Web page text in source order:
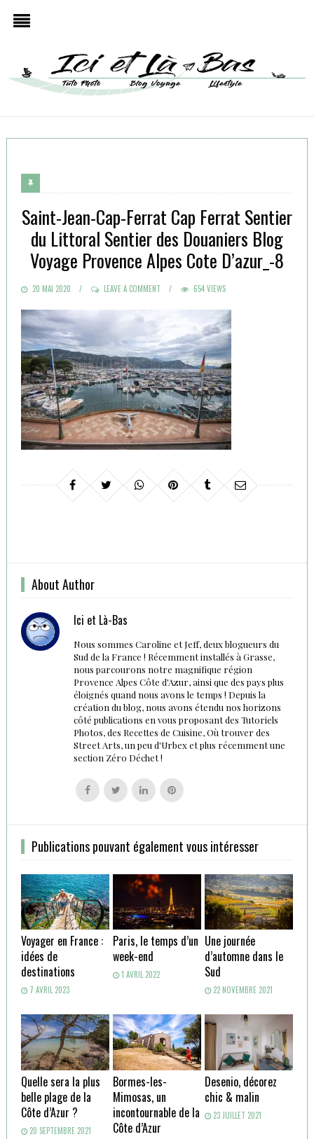
Saint-Jean-Cap-Ferrat Cap Ferrat Sentier
du Littoral Sentier des Douaniers Blog
Voyage Provence Alpes Cote D’azur_-8
POSTED
20 MAI 2020 LEAVE A COMMENT 654 VIEWS
About Author
Ici et Là-Bas
Nous sommes Caroline et Jeff, deux blogueurs du
Sud de la France ! Récemment installés à Grasse,
nous parcourons notre magnifique région
Provence Alpes Côte d'Azur, ainsi que des pays plus
éloignés quand nous avons le temps ! Depuis la
création du blog, nous avons étendu nos horizons
côté publications en vous proposant des Tutoriels
Photos, des Recettes de Cuisine, Où trouver des
Street Arts, un peu d'Urbex et plus récemment une
section Zéro Déchet !
Follow
us
Follow
us
Follow
us
Follow
us
Publications pouvant également vous intéresser
Voyager en France :
idées de
destinations
7 AVRIL 2023
Paris, le temps d’un
week-end
1 AVRIL 2022
Une journée
d’automne dans le
Sud
22 NOVEMBRE 2021
Quelle sera la plus
belle plage de la
Côte d’Azur ?
20 SEPTEMBRE 2021
Bormes-les-
Mimosas, un
incontournable de la
Côte d’Azur
Desenio, décorez
chic & malin
23 JUILLET 2021